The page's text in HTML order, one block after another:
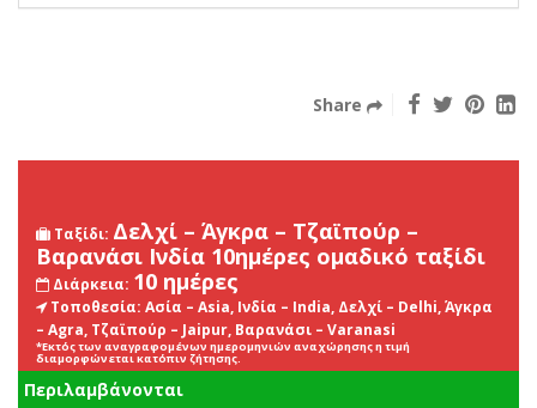
Share
Ταξίδι: Δελχί – Άγκρα – Τζαϊπούρ –
Βαρανάσι Ινδία 10ημέρες ομαδικό ταξίδι
Διάρκεια: 10 ημέρες
Τοποθεσία: Ασία – Asia, Ινδία – India, Δελχί – Delhi, Άγκρα
– Agra, Τζαϊπούρ – Jaipur, Βαρανάσι – Varanasi
*Εκτός των αναγραφομένων ημερομηνιών αναχώρησης η τιμή
διαμορφώνεται κατόπιν ζήτησης.
Περιλαμβάνονται